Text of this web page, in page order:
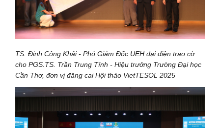
TS. Đinh Công Khải - Phó Giám Đốc UEH đại diện trao cờ
cho PGS.TS. Trần Trung Tính - Hiệu trưởng Trường Đại học
Cần Thơ, đơn vị đăng cai Hội thảo VietTESOL 2025